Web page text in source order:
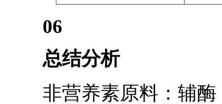
06
总结分析
非营养素原料：辅酶